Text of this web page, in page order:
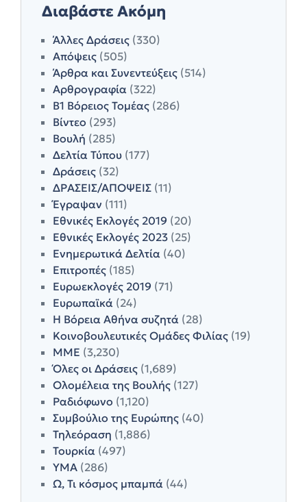
Διαβάστε Ακόμη
Άλλες Δράσεις (330)
Απόψεις (505)
Άρθρα και Συνεντεύξεις (514)
Αρθρογραφία (322)
Β1 Βόρειος Τομέας (286)
Βίντεο (293)
Βουλή (285)
Δελτία Τύπου (177)
Δράσεις (32)
ΔΡΑΣΕΙΣ/ΑΠΟΨΕΙΣ (11)
Έγραψαν (111)
Εθνικές Εκλογές 2019 (20)
Εθνικές Εκλογές 2023 (25)
Ενημερωτικά Δελτία (40)
Επιτροπές (185)
Ευρωεκλογές 2019 (71)
Ευρωπαϊκά (24)
Η Βόρεια Αθήνα συζητά (28)
Κοινοβουλευτικές Ομάδες Φιλίας (19)
ΜΜΕ (3,230)
Όλες οι Δράσεις (1,689)
Ολομέλεια της Βουλής (127)
Ραδιόφωνο (1,120)
Συμβούλιο της Ευρώπης (40)
Τηλεόραση (1,886)
Τουρκία (497)
ΥΜΑ (286)
Ω, Τι κόσμος μπαμπά (44)